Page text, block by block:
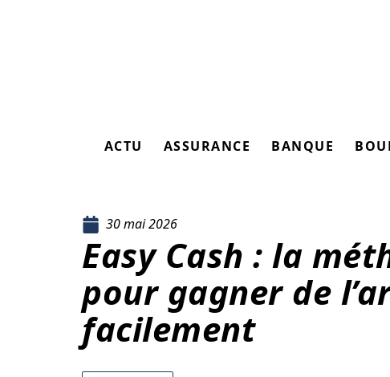
ACTU ASSURANCE BANQUE
30 mai 2026
Easy Cash : la
pour gagner de
facilement